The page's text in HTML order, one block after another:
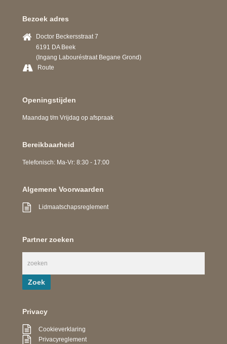
Bezoek adres
Doctor Beckersstraat 7
6191 DA Beek
(Ingang Labouréstraat Begane Grond)
Route
Openingstijden
Maandag t/m Vrijdag op afspraak
Bereikbaarheid
Telefonisch: Ma-Vr: 8:30 - 17:00
Algemene Voorwaarden
Lidmaatschapsreglement
Partner zoeken
Privacy
Cookieverklaring
Privacyreglement